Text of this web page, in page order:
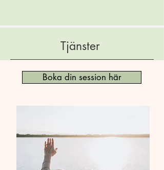
Tjänster
Boka din session här